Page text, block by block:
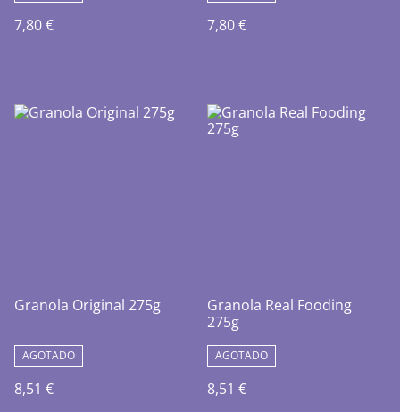
7,80 € 7,80 €
Granola Original 275g
AGOTADO
8,51 €
Granola Real Fooding
275g
AGOTADO
8,51 €